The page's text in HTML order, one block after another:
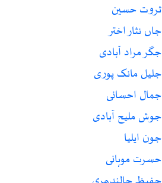
ثروت حسین
جاں نثار اختر
جگر مراد آبادی
جلیل مانک پوری
جمال احسانی
جوش ملیح آبادی
جون ایلیا
حسرت موہانی